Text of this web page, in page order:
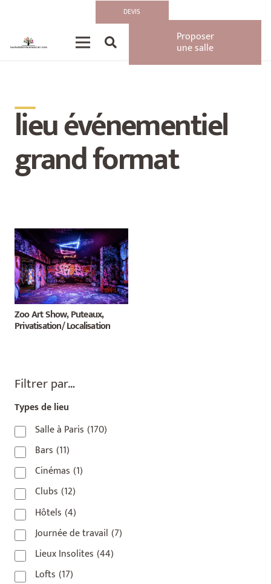
DEVIS
Proposer
une salle
__
lieu événementiel
grand format
Zoo Art Show, Puteaux,
Privatisation/ Localisation
Filtrer par…
Types de lieu
Salle à Paris (170)
Bars (11)
Cinémas (1)
Clubs (12)
Hôtels (4)
Journée de travail (7)
Lieux Insolites (44)
Lofts (17)